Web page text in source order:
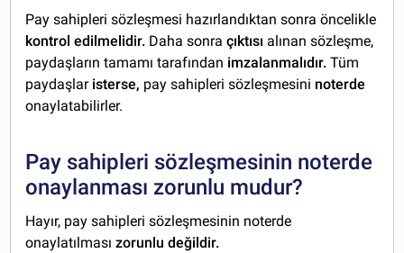
Pay sahipleri sözleşmesi hazırlandıktan sonra öncelikle
kontrol edilmelidir. Daha sonraçıktısı alınan sözleşme,
paydaşların tamamı tarafından imzalanmalıdır.Tüm
paydaşlar isterse, pay sahipleri sözleşmesini noterde
onaylatabilirler.
Pay sahipleri sözleşmesinin noterde
onaylanması zorunlu mudur?
Hayır, pay sahipleri sözleşmesinin noterde
onaylatılmasızorunlu değildir.